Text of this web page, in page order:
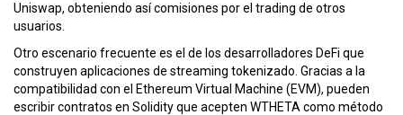
Uniswap, obteniendo así comisiones por el trading de otros
usuarios.
Otro escenario frecuente es el de los desarrolladores DeFi que
construyen aplicaciones de streaming tokenizado. Gracias a la
compatibilidad con el Ethereum Virtual Machine (EVM), pueden
escribir contratos en Solidity que acepten WTHETA como método